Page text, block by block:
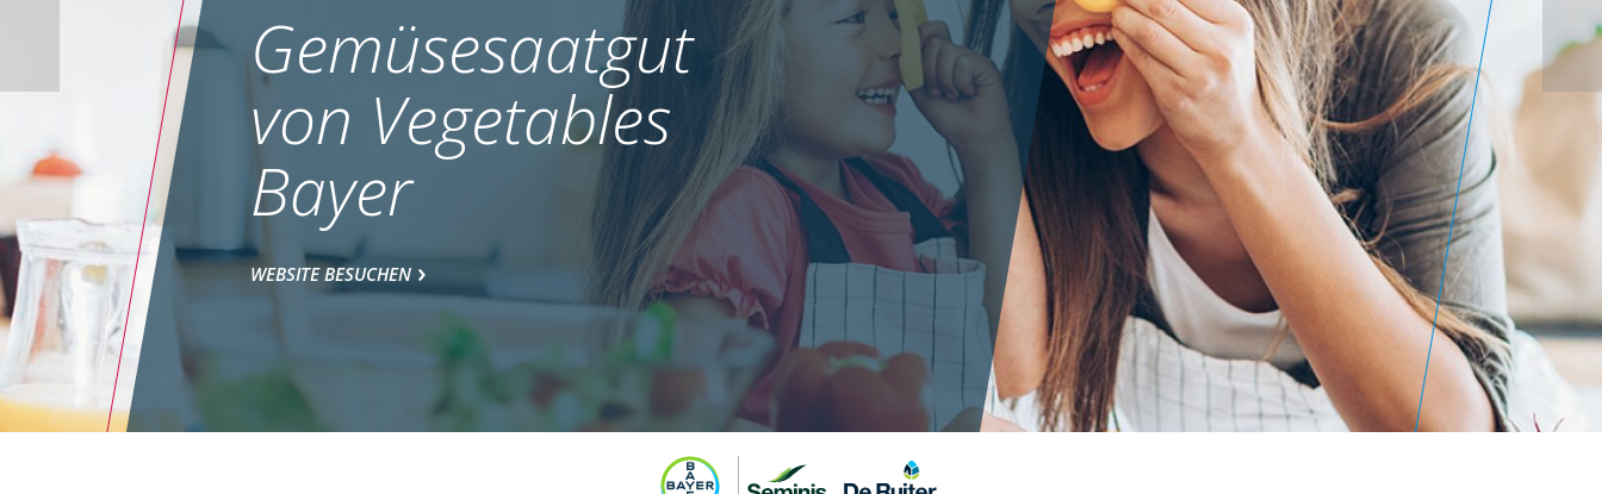
Gemüsesaatgut
von Vegetables
Bayer
WEBSITE BESUCHEN